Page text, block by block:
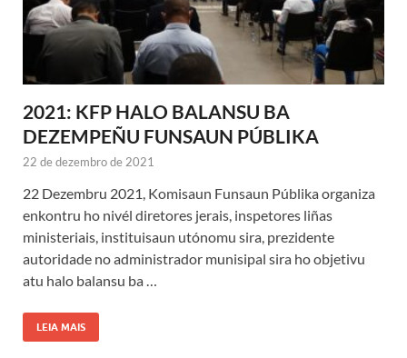
2021: KFP HALO BALANSU BA
DEZEMPEÑU FUNSAUN PÚBLIKA
22 de dezembro de 2021
22 Dezembru 2021, Komisaun Funsaun Públika organiza
enkontru ho nivél diretores jerais, inspetores liñas
ministeriais, instituisaun utónomu sira, prezidente
autoridade no administrador munisipal sira ho objetivu
atu halo balansu ba …
LEIA MAIS